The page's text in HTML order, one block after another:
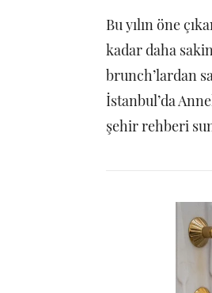
Bu yılın öne
kadar daha
brunch’lardan
İstanbul’da
şehir rehberi